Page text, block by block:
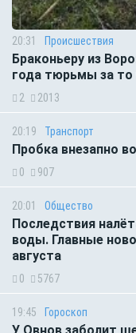
20:31 Происшествия
Браконьеру из
года тюрьмы за то
2 2013
20:19 Транспорт
Пробка внезапно
0 907
20:01 Общество
Последствия
воды. Главные
августа
0 5767
19:45 Гороскоп
У Овнов заболит